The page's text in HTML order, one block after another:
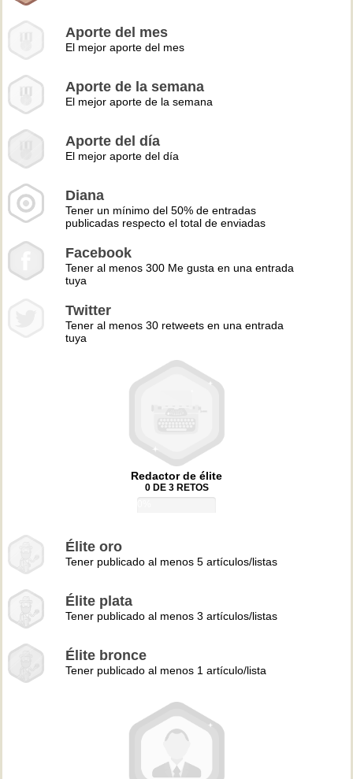
Aporte del mes
El mejor aporte del mes
Aporte de la semana
El mejor aporte de la semana
Aporte del día
El mejor aporte del día
Diana
Tener un mínimo del 50% de entradas
publicadas respecto el total de enviadas
Facebook
Tener al menos 300 Me gusta en una entrada
tuya
Twitter
Tener al menos 30 retweets en una entrada
tuya
Redactor de élite
0 DE 3 RETOS
Élite oro
Tener publicado al menos 5 artículos/listas
Élite plata
Tener publicado al menos 3 artículos/listas
Élite bronce
Tener publicado al menos 1 artículo/lista